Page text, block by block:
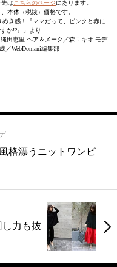
はこちらのページにあります。
本体（税抜）価格です。
めき感！『ママだって、ピンクと赤に
か!?』」より
田恵里 ヘア＆メーク／森ユキオ モデ
／WebDomani編集部
格漂うニットワンピ
力も抜